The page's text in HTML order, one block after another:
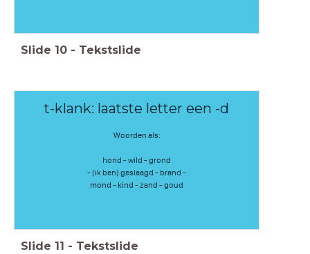
Slide 10 - Tekstslide
t-klank: laatste letter een -d
Woorden als:
hond - wild - grond
- (ik ben) geslaagd - brand -
mond - kind - zand - goud
Slide 11 - Tekstslide